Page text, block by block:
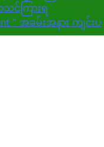
င်ကြားရ
” အခမ်းအနား ကျင်းပ